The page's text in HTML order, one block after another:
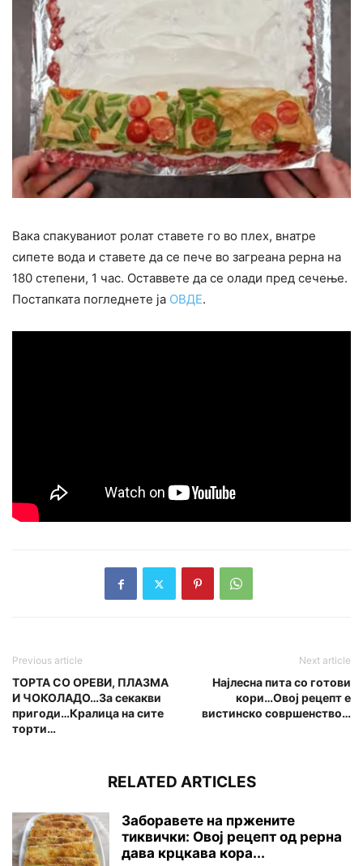
Вака спакуваниот ролат ставете го во плех, внатре
сипете вода и ставете да се пече во загреана рерна на
180 степени, 1 час. Оставвете да се олади пред сечење.
Постапката погледнете ја ОВДЕ.
Previous article
ТОРТА СО ОРЕВИ, ПЛАЗМА
И ЧОКОЛАДО…За секакви
пригоди…Кралица на сите
торти…
Next article
Најлесна пита со готови
кори…Овој рецепт е
вистинско совршенство…
RELATED ARTICLES
Заборавете на пржените
тиквички: Овој рецепт од рерна
дава крцкава кора...